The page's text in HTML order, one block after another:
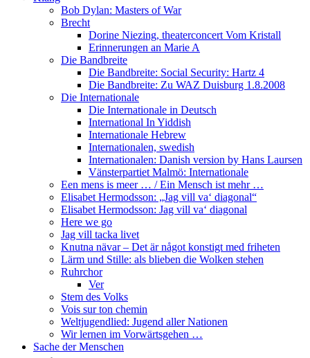
Bob Dylan: Masters of War
Brecht
Dorine Niezing, theaterconcert Vom Kristall
Erinnerungen an Marie A
Die Bandbreite
Die Bandbreite: Social Security: Hartz 4
Die Bandbreite: Zu WAZ Duisburg 1.8.2008
Die Internationale
Die Internationale in Deutsch
International In Yiddish
Internationale Hebrew
Internationalen, swedish
Internationalen: Danish version by Hans Laursen
Vänsterpartiet Malmö: Internationale
Een mens is meer … / Ein Mensch ist mehr …
Elisabet Hermodsson: „Jag vill va‘ diagonal“
Elisabet Hermodsson: Jag vill va‘ diagonal
Here we go
Jag vill tacka livet
Knutna nävar – Det är något konstigt med friheten
Lärm und Stille: als blieben die Wolken stehen
Ruhrchor
Ver
Stem des Volks
Vois sur ton chemin
Weltjugendlied: Jugend aller Nationen
Wir lernen im Vorwärtsgehen …
Sache der Menschen